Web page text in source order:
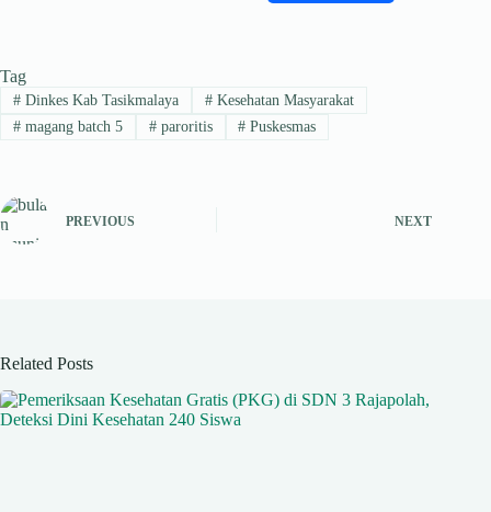
A
pp
a
m
ok In
ds
Tag
#Dinkes Kab Tasikmalaya #Kesehatan Masyarakat
#magang batch 5 #paroritis # Puskesmas
PREVIOUS NEXT
Related Posts